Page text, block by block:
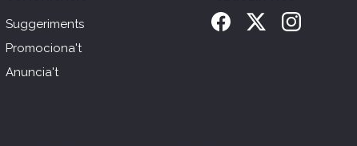
Suggeriments
Promociona't
Anuncia't